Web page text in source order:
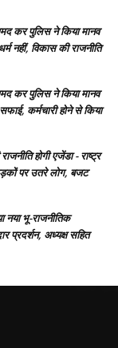
कर पुलिस ने किया मानव
नहीं, विकास की राजनीति
कर पुलिस ने किया मानव
कर्मचारी होने से किया
होगी एजेंडा - राष्ट्र
पर उतरे लोग, बजट
नया भू-राजनीतिक
प्रदर्शन, अध्यक्ष सहित